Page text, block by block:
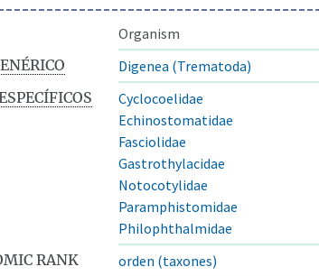
Organism
Digenea (Trematoda)
Cyclocoelidae
Echinostomatidae
Fasciolidae
Gastrothylacidae
Notocotylidae
Paramphistomidae
Philophthalmidae
RANK
orden (taxones)